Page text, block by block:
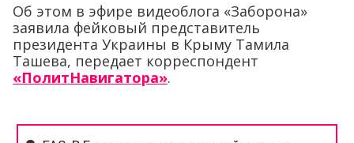
Об этом в эфире видеоблога «Заборона»
заявила фейковый представитель
президента Украины в Крыму Тамила
Ташева, передает корреспондент
«ПолитНавигатора».